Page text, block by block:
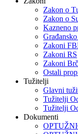
Zakon o
Zakon o
Kazneno
Zakoni
Zakoni RS
Zakoni
Ostali
Tužitelji
Glavni
Tužitelji
Tužitelji
Dokumenti